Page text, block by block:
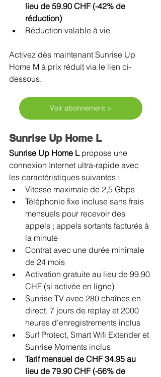
lieu de 59.90 CHF (-42% de
réduction)
Réduction valable à vie
Activez dès maintenant Sunrise Up
Home M à prix réduit via le lien ci-
dessous.
Voir abonnement >
Sunrise Up Home L
Sunrise Up Home L propose une
connexion Internet ultra-rapide avec
les caractéristiques suivantes :
Vitesse maximale de 2,5 Gbps
Téléphonie fixe incluse sans frais
mensuels pour recevoir des
appels ; appels sortants facturés à
la minute
Contrat avec une durée minimale
de 24 mois
Activation gratuite au lieu de 99.90
CHF (si activée en ligne)
Sunrise TV avec 280 chaînes en
direct, 7 jours de replay et 2000
heures d'enregistrements inclus
Surf Protect, Smart Wifi Extender et
Sunrise Moments inclus
Tarif mensuel de CHF 34.95 au
lieu de 79.90 CHF (-56% de